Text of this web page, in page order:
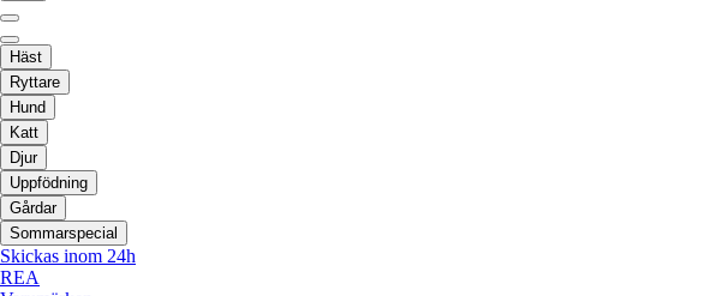
Häst
Ryttare
Hund
Katt
Djur
Uppfödning
Gårdar
Sommarspecial
Skickas inom 24h
REA